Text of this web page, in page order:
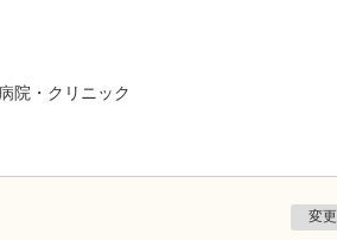
院・クリニック
変更